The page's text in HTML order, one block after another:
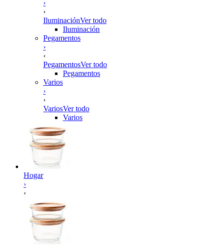
›
‹
IluminaciónVer todo
Iluminación
Pegamentos
›
‹
PegamentosVer todo
Pegamentos
Varios
›
‹
VariosVer todo
Varios
Hogar
›
‹